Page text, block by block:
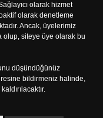
olarak hizmet
olarak denetleme
Ancak, üyelerimiz
olup, siteye üye olarak bu
düşündüğünüz
bildirmeniz halinde,